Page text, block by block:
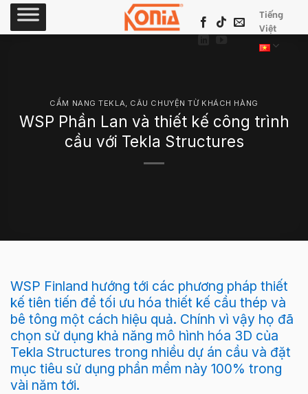
Skip
Tiếng
Việt
CẨM NANG TEKLA, CÂU CHUYỆN TỪ KHÁCH HÀNG
WSP Phần Lan và thiết kế công trình
cầu với Tekla Structures
WSP Finland hướng tới các phương pháp thiết
kế tiên tiến để tối ưu hóa thiết kế cầu thép và
bê tông một cách hiệu quả. Chính vì vậy họ đã
chọn sử dụng khả năng mô hình hóa 3D của
Tekla Structures trong nhiều dự án cầu và đặt
mục tiêu sử dụng phần mềm này 100% trong
vài năm tới.